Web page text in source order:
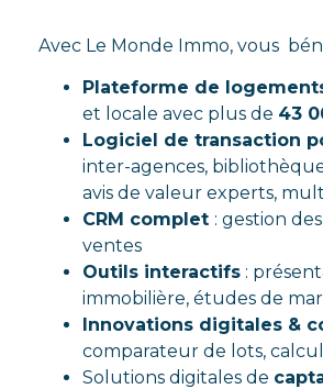
Avec Le Monde Immo, vous
Plateforme de
et locale avec plus de 43
Logiciel de transaction
inter-agences,
avis de valeur experts,
CRM complet : gestion
ventes
Outils interactifs :
immobilière, études de
Innovations digitales &
comparateur de lots,
Solutions digitales de